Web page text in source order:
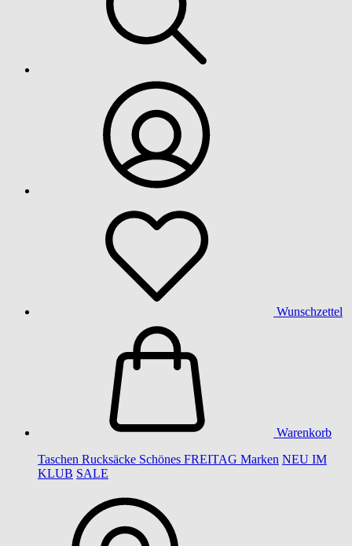
Wunschzettel
Warenkorb
Taschen Rucksäcke Schönes FREITAG Marken NEU IM
KLUB SALE